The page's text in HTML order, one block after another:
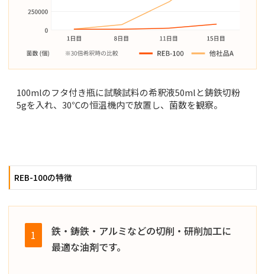
100mlのフタ付き瓶に試験試料の希釈液50mlと鋳鉄切粉
5gを入れ、30℃の恒温機内で放置し、菌数を観察。
REB-100の特徴
1
鉄・鋳鉄・アルミなどの切削・研削加工に
最適な油剤です。